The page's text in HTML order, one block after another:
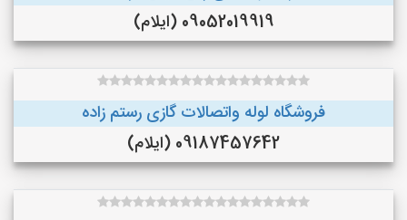
09052019919 (ایلام)
فروشگاه لوله واتصالات گازی رستم زاده
09187457642 (ایلام)